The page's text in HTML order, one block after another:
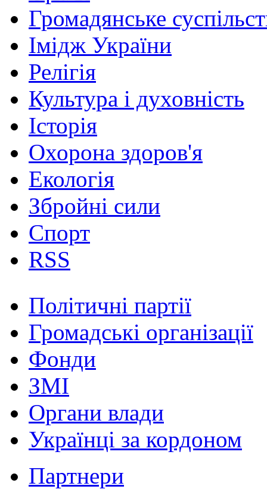
Громадянське
Імідж України
Релігія
Культура і духовність
Історія
Охорона здоров'я
Екологія
Збройні сили
Спорт
RSS
Політичні партії
Громадські організації
Фонди
ЗМІ
Органи влади
Українці за кордоном
Партнери